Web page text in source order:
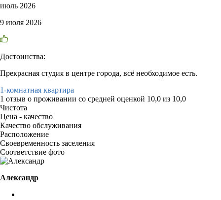
июль 2026
9 июля 2026
Достоинства:
Прекрасная студия в центре города, всё необходимое есть.
1-комнатная квартира
1 отзыв о проживании со средней оценкой 10,0 из 10,0
Чистота
Цена - качество
Качество обслуживания
Расположение
Своевременность заселения
Соответствие фото
Александр